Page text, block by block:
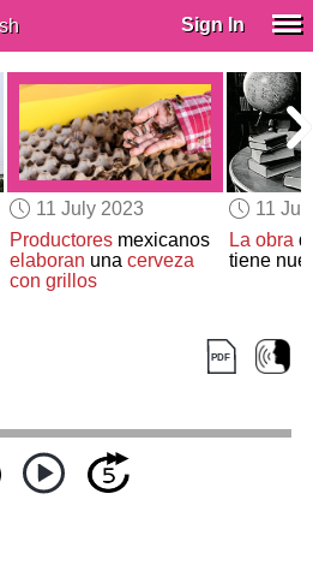
Sign In
11 July 2023
Productoresmexicanos
elaboran una cerveza
con grillos
11
La obra
tiene